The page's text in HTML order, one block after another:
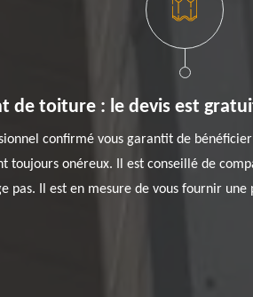
de toiture : le devis est
confirmé vous garantit de
onéreux. Il est conseillé de
pas. Il est en mesure de vous fournir